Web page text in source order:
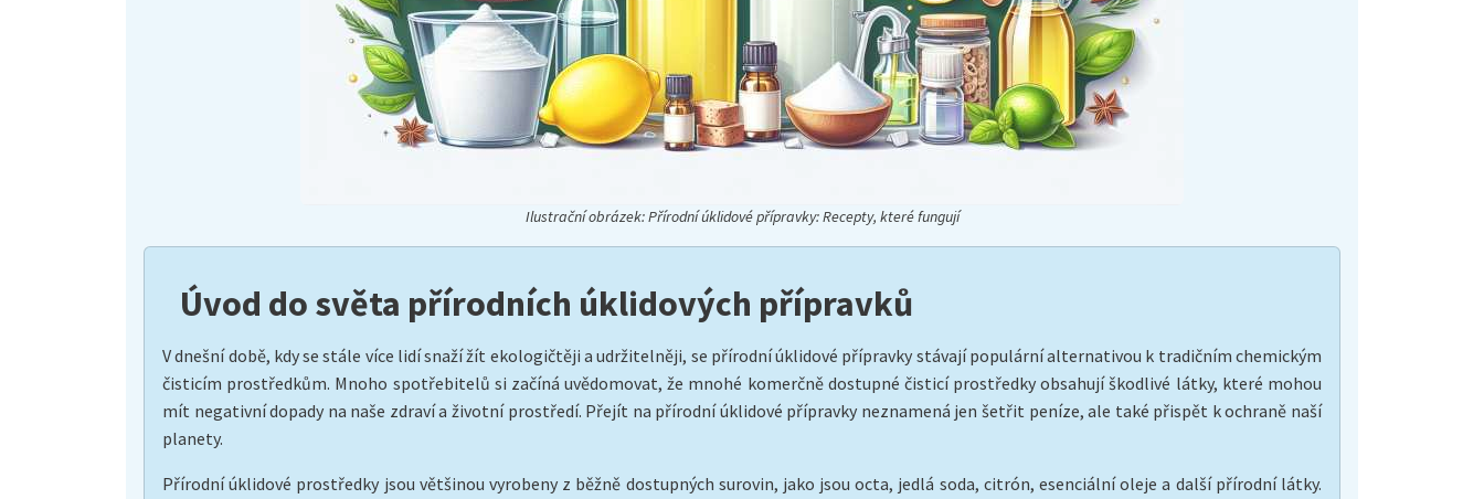
Ilustrační obrázek: Přírodní úklidové přípravky: Recepty, které fungují
Úvod do světa přírodních úklidových přípravků
V dnešní době, kdy se stále více lidí snaží žít ekologičtěji a udržitelněji, se přírodní úklidové přípravky stávají populární alternativou k tradičním chemickým
čisticím prostředkům. Mnoho spotřebitelů si začíná uvědomovat, že mnohé komerčně dostupné čisticí prostředky obsahují škodlivé látky, které mohou
mít negativní dopady na naše zdraví a životní prostředí. Přejít na přírodní úklidové přípravky neznamená jen šetřit peníze, ale také přispět k ochraně naší
planety.
Přírodní úklidové prostředky jsou většinou vyrobeny z běžně dostupných surovin, jako jsou octa, jedlá soda, citrón, esenciální oleje a další přírodní látky.